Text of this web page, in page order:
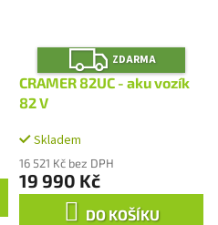
Z
D
A
R
ZDARMA
CRAMER 82UC - aku vozík
82 V
Skladem
16 521 Kč bez DPH
19 990 Kč
DO KOŠÍKU